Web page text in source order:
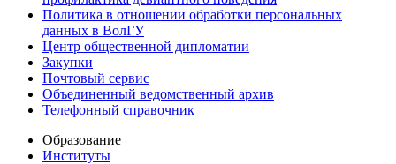
Политика в отношении обработки персональных
данных в ВолГУ
Центр общественной дипломатии
Закупки
Почтовый сервис
Объединенный ведомственный архив
Телефонный справочник
Образование
Институты